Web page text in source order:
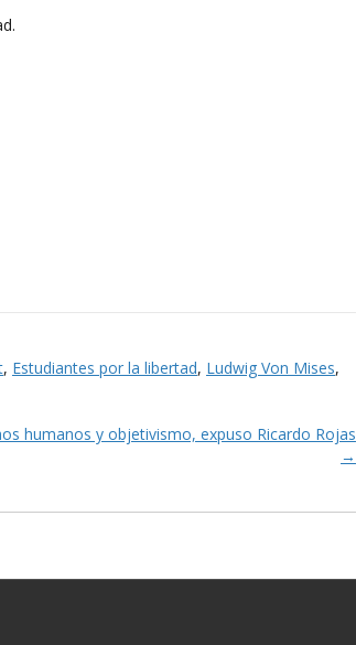
, Estudiantes por la libertad, Ludwig Von Mises,
humanos y objetivismo, expuso Ricardo Rojas
→